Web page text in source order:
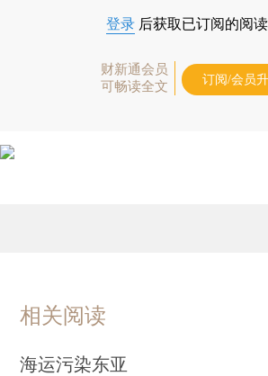
登录 后获取已订阅的阅
财新通会员
可畅读全文
订阅/会员
相关阅读
海运污染东亚